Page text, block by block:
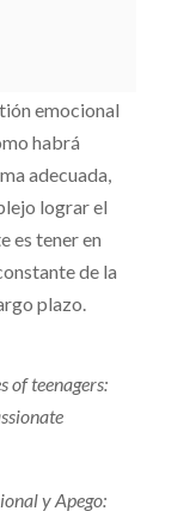
emocional
habrá
adecuada,
lograr el
es tener en
de la
plazo.
of teenagers:
y Apego: